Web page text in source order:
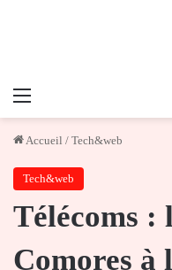
Menu
Accueil / Tech&web
Tech&web
Télécoms :
Comores à